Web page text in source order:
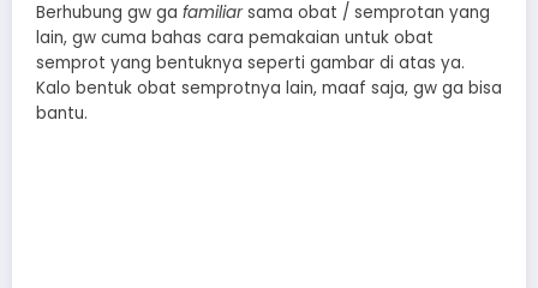
Berhubung gw ga familiarsama obat / semprotan yang
lain, gw cuma bahas cara pemakaian untuk obat
semprot yang bentuknya seperti gambar di atas ya.
Kalo bentuk obat semprotnya lain, maaf saja, gw ga bisa
bantu.